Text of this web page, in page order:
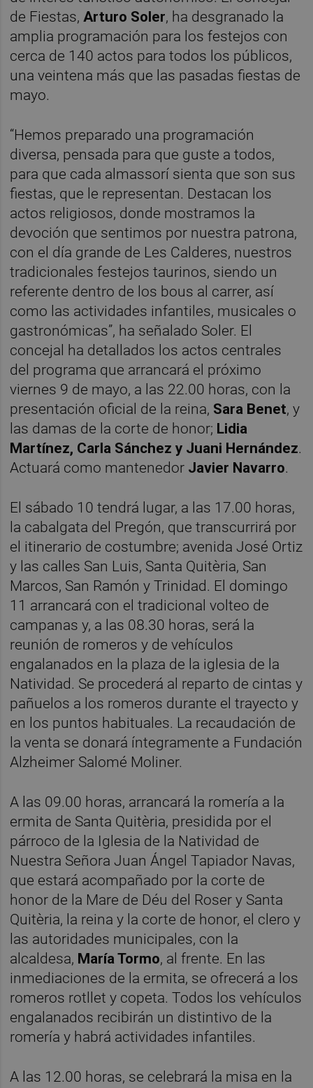
de Fiestas,Arturo Soler, ha desgranado la
amplia programación para los festejos con
cerca de 140 actos para todos los públicos,
una veintena más que las pasadas fiestas de
mayo.
“Hemos preparado una programación
diversa, pensada para que guste a todos,
para que cada almassorí sienta que son sus
fiestas, que le representan. Destacan los
actos religiosos, donde mostramos la
devoción que sentimos por nuestra patrona,
con el día grande de Les Calderes, nuestros
tradicionales festejos taurinos, siendo un
referente dentro de los bous al carrer, así
como las actividades infantiles, musicales o
gastronómicas”, ha señalado Soler. El
concejal ha detallados los actos centrales
del programa que arrancará el próximo
viernes 9 de mayo, a las 22.00 horas, con la
presentación oficial de la reina, Sara Benet, y
las damas de la corte de honor; Lidia
Martínez, Carla Sánchez y Juani Hernández.
Actuará como mantenedor Javier Navarro.
El sábado 10 tendrá lugar, a las 17.00 horas,
la cabalgata del Pregón, que transcurrirá por
el itinerario de costumbre; avenida José Ortiz
y las calles San Luis, Santa Quitèria, San
Marcos, San Ramón y Trinidad. El domingo
11 arrancará con el tradicional volteo de
campanas y, a las 08.30 horas, será la
reunión de romeros y de vehículos
engalanados en la plaza de la iglesia de la
Natividad. Se procederá al reparto de cintas y
pañuelos a los romeros durante el trayecto y
en los puntos habituales. La recaudación de
la venta se donará íntegramente a Fundación
Alzheimer Salomé Moliner.
A las 09.00 horas, arrancará la romería a la
ermita de Santa Quitèria, presidida por el
párroco de la Iglesia de la Natividad de
Nuestra Señora Juan Ángel Tapiador Navas,
que estará acompañado por la corte de
honor de la Mare de Déu del Roser y Santa
Quitèria, la reina y la corte de honor, el clero y
las autoridades municipales, con la
alcaldesa, María Tormo, al frente. En las
inmediaciones de la ermita, se ofrecerá a los
romeros rotllet y copeta. Todos los vehículos
engalanados recibirán un distintivo de la
romería y habrá actividades infantiles.
A las 12.00 horas, se celebrará la misa en la